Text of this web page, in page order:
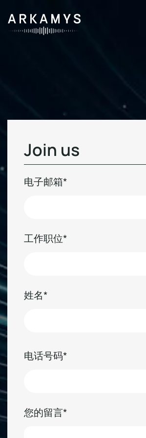
Join us
电子邮箱
工作职位
姓名
电话号码
您的留言